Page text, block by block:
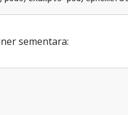
sementara: